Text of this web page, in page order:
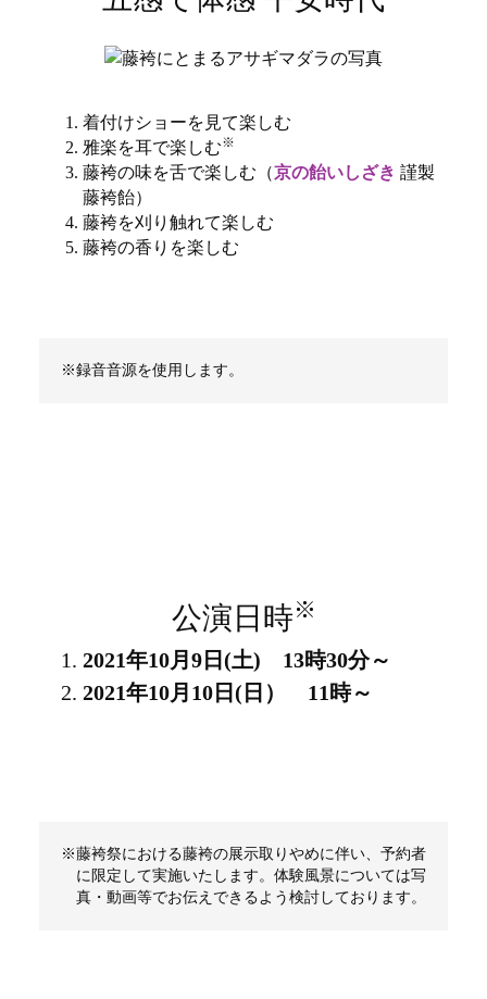
着付けショーを見て楽しむ
雅楽を耳で楽しむ※
藤袴の味を舌で楽しむ（京の飴いしざき 謹製
藤袴飴）
藤袴を刈り触れて楽しむ
藤袴の香りを楽しむ
録音音源を使用します。
公演日時※
2021年10月9日(土) 13時30分～
2021年10月10日(日） 11時～
藤袴祭における藤袴の展示取りやめに伴い、予約者
に限定して実施いたします。体験風景については写
真・動画等でお伝えできるよう検討しております。